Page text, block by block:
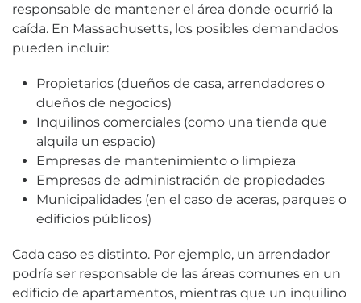
responsable de mantener el área donde ocurrió la
caída. En Massachusetts, los posibles demandados
pueden incluir:
Propietarios (dueños de casa, arrendadores o
dueños de negocios)
Inquilinos comerciales (como una tienda que
alquila un espacio)
Empresas de mantenimiento o limpieza
Empresas de administración de propiedades
Municipalidades (en el caso de aceras, parques o
edificios públicos)
Cada caso es distinto. Por ejemplo, un arrendador
podría ser responsable de las áreas comunes en un
edificio de apartamentos, mientras que un inquilino